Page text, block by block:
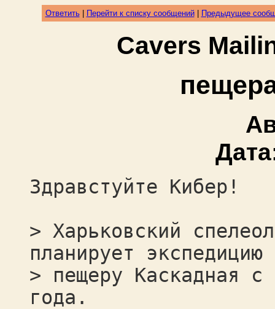
Ответить| Перейти к списку сообщений| Предыдущее
Cavers
Здравстуйте Кибер!
> Харьковский
планирует экспедицию
> пещеру Каскадная
года.